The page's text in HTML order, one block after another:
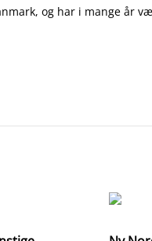
og har i mange år